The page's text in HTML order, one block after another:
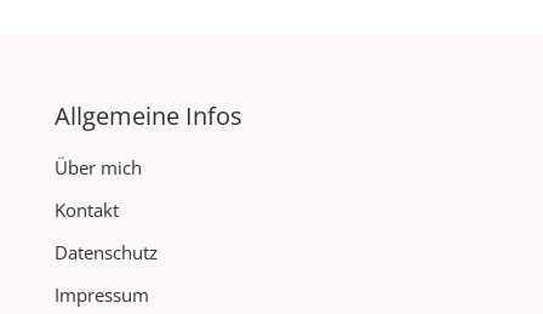
Allgemeine Infos
Über mich
Kontakt
Datenschutz
Impressum